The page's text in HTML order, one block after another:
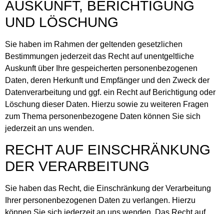
AUSKUNFT, BERICHTIGUNG
UND LÖSCHUNG
Sie haben im Rahmen der geltenden gesetzlichen
Bestimmungen jederzeit das Recht auf unentgeltliche
Auskunft über Ihre gespeicherten personenbezogenen
Daten, deren Herkunft und Empfänger und den Zweck der
Datenverarbeitung und ggf. ein Recht auf Berichtigung oder
Löschung dieser Daten. Hierzu sowie zu weiteren Fragen
zum Thema personenbezogene Daten können Sie sich
jederzeit an uns wenden.
RECHT AUF EINSCHRÄNKUNG
DER VERARBEITUNG
Sie haben das Recht, die Einschränkung der Verarbeitung
Ihrer personenbezogenen Daten zu verlangen. Hierzu
können Sie sich jederzeit an uns wenden. Das Recht auf